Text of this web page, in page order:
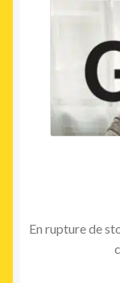
En rupture de